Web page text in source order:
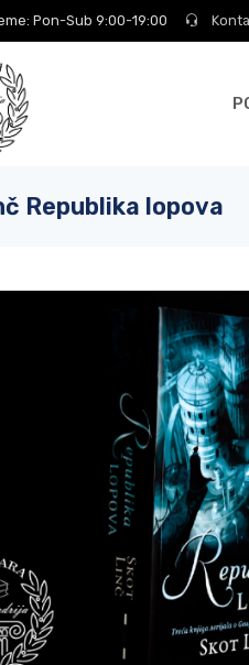
Pon-Sub 9:00-19:00
Republika lopova